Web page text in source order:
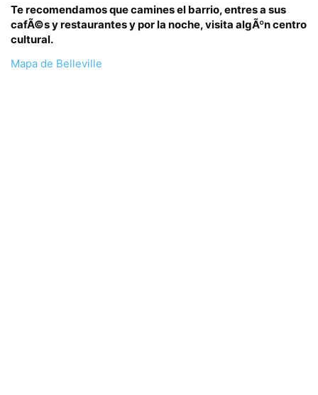
Te recomendamos que camines el barrio, entres a sus
cafÃ©s y restaurantes y por la noche, visita algÃºn centro
cultural.
Mapa de Belleville